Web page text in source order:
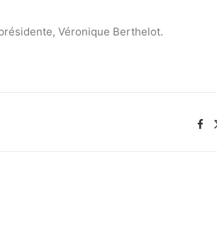
Véronique Berthelot.